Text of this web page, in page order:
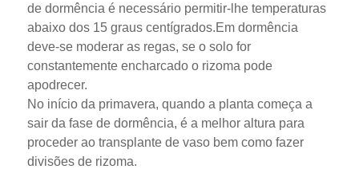
de dormência é necessário permitir-lhe temperaturas
abaixo dos 15 graus centígrados.Em dormência
deve-se moderar as regas, se o solo for
constantemente encharcado o rizoma pode
apodrecer.
No início da primavera, quando a planta começa a
sair da fase de dormência, é a melhor altura para
proceder ao transplante de vaso bem como fazer
divisões de rizoma.